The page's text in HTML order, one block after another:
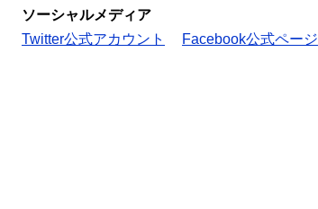
ソーシャルメディア
Twitter公式アカウント
Facebook公式ページ